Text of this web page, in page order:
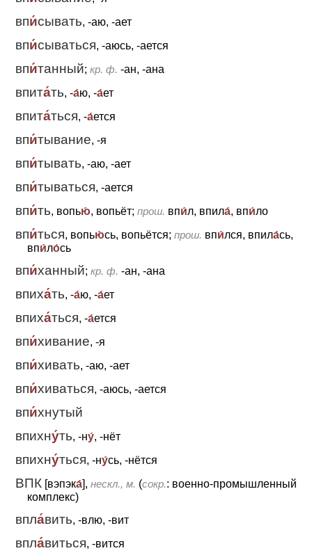
впи́сывать, -аю, -ает
впи́сываться, -аюсь, -ается
впи́танный; кр. ф. -ан, -ана
впита́ть, -а́ю, -а́ет
впита́ться, -а́ется
впи́тывание, -я
впи́тывать, -аю, -ает
впи́тываться, -ается
впи́ть, вопью́, вопьёт; прош. впи́л, впила́, впи́ло
впи́ться, вопью́сь, вопьётся; прош. впи́лся, впила́сь,
впи́ло́сь
впи́ханный; кр. ф. -ан, -ана
впиха́ть, -а́ю, -а́ет
впиха́ться, -а́ется
впи́хивание, -я
впи́хивать, -аю, -ает
впи́хиваться, -аюсь, -ается
впи́хнутый
впихну́ть, -ну́, -нёт
впихну́ться, -ну́сь, -нётся
ВПК [вэпэка́], нескл., м. (сокр.: военно-промышленный
комплекс)
впла́вить, -влю, -вит
впла́виться, -вится